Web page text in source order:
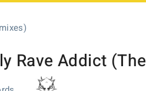
Rave Addict